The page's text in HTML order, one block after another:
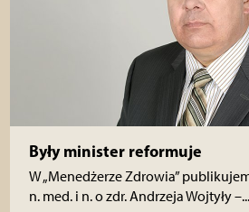
Były minister reformuje
W „Menedżerze Zdrowia”
n. med. i n. o zdr. Andrzeja Wojtyły –...